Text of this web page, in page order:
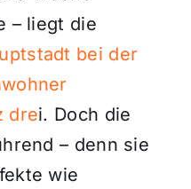
– liegt die
bei der
drei. Doch die
– denn sie
wie